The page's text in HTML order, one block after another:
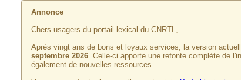
Annonce
Chers usagers du portail lexical du CNRTL,
Après vingt ans de bons et loyaux services, la version
septembre 2026. Celle-ci apporte une refonte complète de
également de nouvelles ressources.